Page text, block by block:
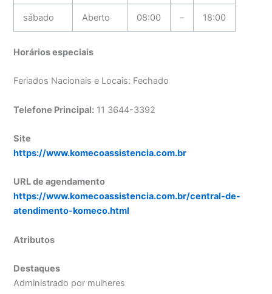
sábado Aberto 08:00 – 18:00
Horários especiais
Feriados Nacionais e Locais: Fechado
Telefone Principal: 11 3644-3392
Site
https://www.komecoassistencia.com.br
URL de agendamento
https://www.komecoassistencia.com.br/central-de-
atendimento-komeco.html
Atributos
Destaques
Administrado por mulheres